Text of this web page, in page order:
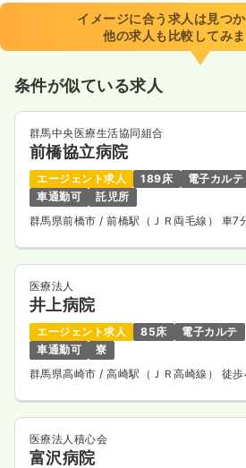
イメージに合う求人は見つ
他の求人も比較してみま
条件が似ている求人
群馬中央医療生活協同組合
前橋協立病院
エージェント求人 189床
電子カルテ
車通勤可
託児所
群馬県前橋市 / 前橋駅（ＪＲ両毛線） 車7
医療法人
井上病院
エージェント求人 85床
電子カルテ
車通勤可
寮
群馬県高崎市 / 高崎駅（ＪＲ高崎線） 徒
医療法人積心会
富沢病院